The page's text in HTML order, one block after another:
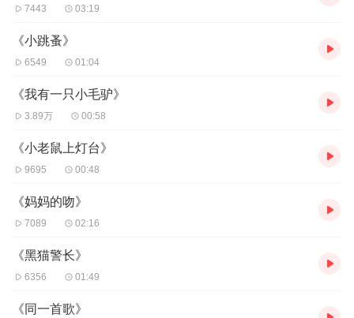
7443 03:19
《小跳蚤》
6549 01:04
《我有一只小毛驴》
3.89万 00:58
《小老鼠上灯台》
9695 00:48
《妈妈的吻》
7089 02:16
《黑猫警长》
6356 01:49
《同一首歌》